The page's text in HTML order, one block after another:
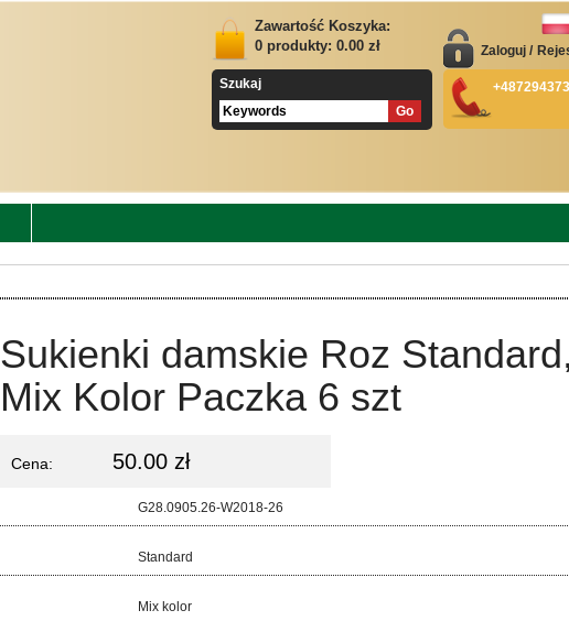
Zawartość Koszyka:
0 produkty: 0.00 zł
Szukaj
Zaloguj /
Sukienki damskie Roz
Mix Kolor Paczka 6 szt
Cena: 50.00 zł
G28.0905.26-W2018-26
Standard
Mix kolor